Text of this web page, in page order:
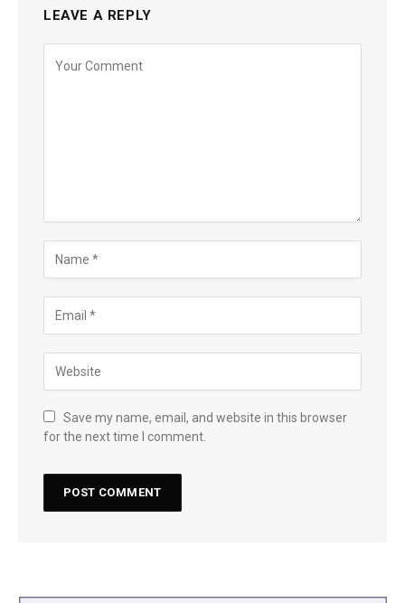
LEAVE A REPLY
Save my name, email, and website in this browser
for the next time I comment.